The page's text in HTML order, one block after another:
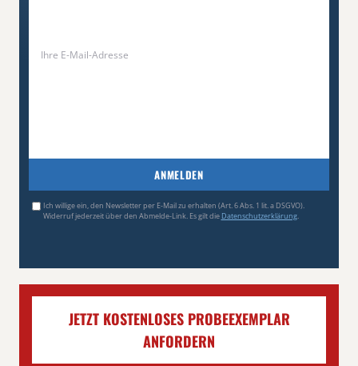
ANMELDEN
Ich willige ein, den Newsletter per E-Mail zu erhalten (Art. 6 Abs. 1 lit. a DSGVO).
Widerruf jederzeit über den Abmelde-Link. Es gilt die Datenschutzerklärung.
JETZT KOSTENLOSES PROBEEXEMPLAR
ANFORDERN